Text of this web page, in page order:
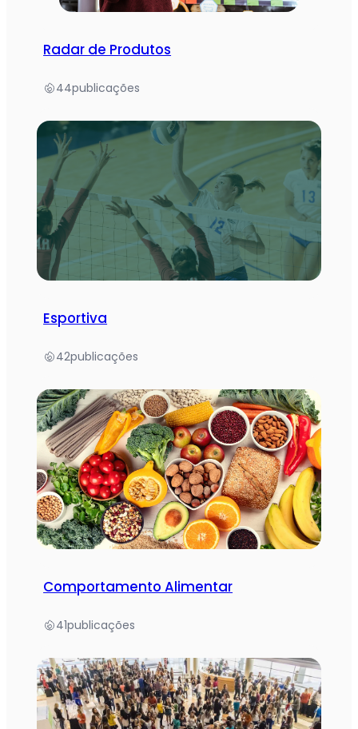
Radar de Produtos
44publicações
Esportiva
42publicações
Comportamento Alimentar
41publicações